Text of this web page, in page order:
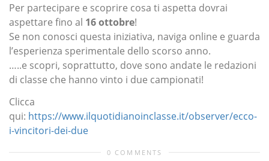
Per partecipare e scoprire cosa ti aspetta dovrai
aspettare fino al 16 ottobre!
Se non conosci questa iniziativa, naviga online e guarda
l’esperienza sperimentale dello scorso anno.
…..e scopri, soprattutto, dove sono andate le redazioni
di classe che hanno vinto i due campionati!
Clicca
qui: https://www.ilquotidianoinclasse.it/observer/ecco-
i-vincitori-dei-due
0 COMMENTS